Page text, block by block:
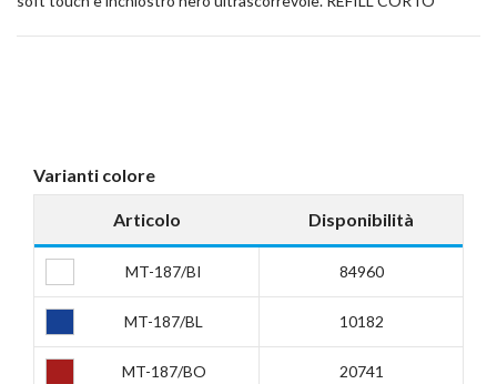
Varianti colore
Articolo Disponibilità
MT-187/BI 84960
MT-187/BL 10182
MT-187/BO 20741